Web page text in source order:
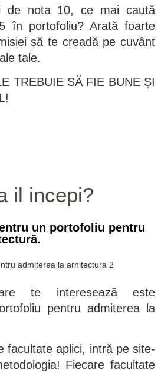
de nota 10, ce mai caută
în portofoliu? Arată foarte
să te creadă pe cuvânt
tale.
TREBUIE SĂ FIE BUNE ȘI
il incepi?
un portofoliu pentru
te interesează este
pentru admiterea la
facultate aplici, intră pe site-
Fiecare facultate